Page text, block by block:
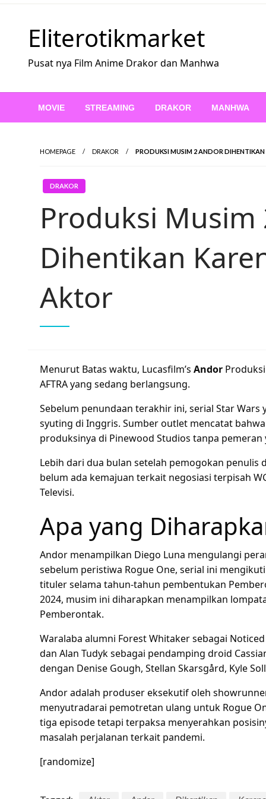
Skip
Eliterotikmarket
Pusat nya Film Anime Drakor dan Manhwa
MOVIE STREAMING DRAKOR MANHWA
HOMEPAGE DRAKOR PRODUKSI MUSIM 2 ANDOR
DRAKOR
Produksi Musim
Dihentikan
Aktor
Menurut Batas waktu, Lucasfilm’s Andor
AFTRA yang sedang berlangsung.
Sebelum penundaan terakhir ini, serial Star
syuting di Inggris. Sumber outlet mencatat
produksinya di Pinewood Studios tanpa pemeran
Lebih dari dua bulan setelah pemogokan penulis
belum ada kemajuan terkait negosiasi terpisah
Televisi.
Apa yang
Andor menampilkan Diego Luna mengulangi
sebelum peristiwa Rogue One, serial ini
tituler selama tahun-tahun pembentukan
2024, musim ini diharapkan menampilkan
Pemberontak.
Waralaba alumni Forest Whitaker sebagai
dan Alan Tudyk sebagai pendamping droid
dengan Denise Gough, Stellan Skarsgård, Kyle
Andor adalah produser eksekutif oleh
menyutradarai pemotretan ulang untuk Rogue
tiga episode tetapi terpaksa menyerahkan
masalah perjalanan terkait pandemi.
[randomize]